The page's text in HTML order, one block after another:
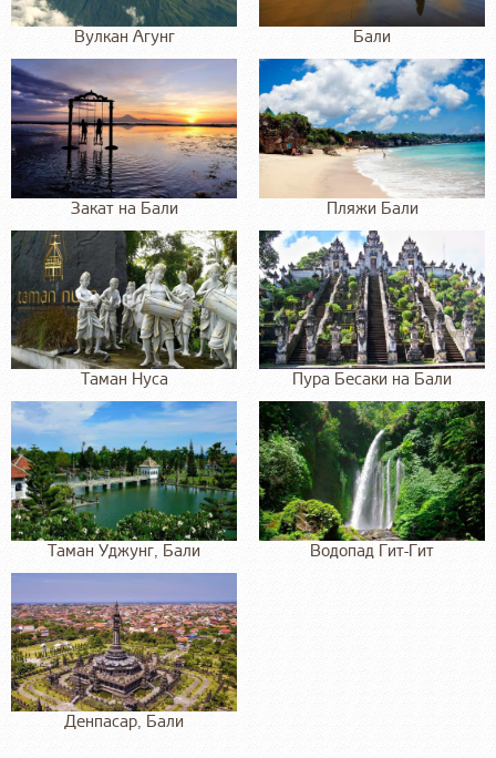
Вулкан Агунг Бали
Закат на Бали Пляжи Бали
Таман Нуса Пура Бесаки на Бали
Таман Уджунг, Бали Водопад Гит-Гит
Денпасар, Бали